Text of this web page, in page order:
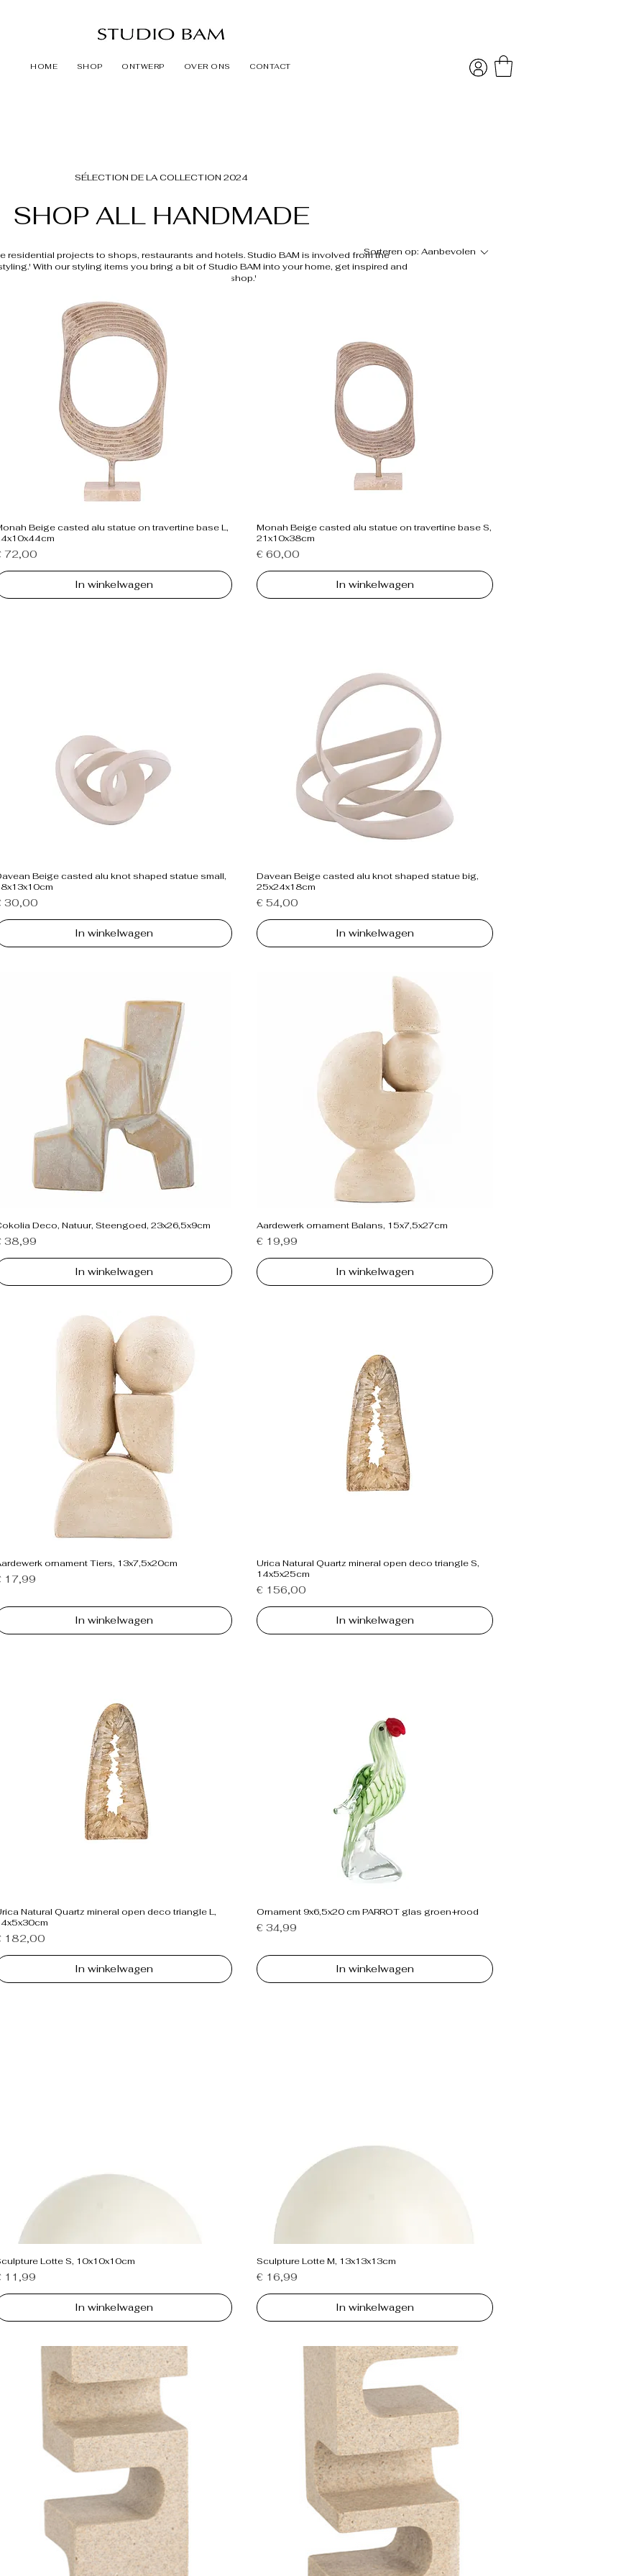
HOME SHOP ONTWERP OVER ONS CONTACT
SÉLECTION DE LA COLLECTION 2024
SHOP ALL HANDMADE
residential projects to shops, restaurants and hotels. Studio BAM is involved from the
With our styling items you bring a bit of Studio BAM into your home, get inspired and
choose your own unique item in our shop.'
Sorteren op: Aanbevolen
Beige casted alu statue on travertine base L,
72,00
In winkelwagen
Monah Beige casted alu statue on travertine base S,
21x10x38cm
Prijs
€ 60,00
In winkelwagen
Beige casted alu knot shaped statue small,
30,00
In winkelwagen
Davean Beige casted alu knot shaped statue big,
25x24x18cm
Prijs
€ 54,00
In winkelwagen
Deco, Natuur, Steengoed, 23x26,5x9cm
38,99
In winkelwagen
Aardewerk ornament Balans, 15x7,5x27cm
Prijs
€ 19,99
In winkelwagen
ornament Tiers, 13x7,5x20cm
17,99
In winkelwagen
Urica Natural Quartz mineral open deco triangle S,
14x5x25cm
Prijs
€ 156,00
In winkelwagen
Natural Quartz mineral open deco triangle L,
182,00
In winkelwagen
Ornament 9x6,5x20 cm PARROT glas groen+rood
Prijs
€ 34,99
In winkelwagen
Lotte S, 10x10x10cm
11,99
In winkelwagen
Sculpture Lotte M, 13x13x13cm
Prijs
€ 16,99
In winkelwagen